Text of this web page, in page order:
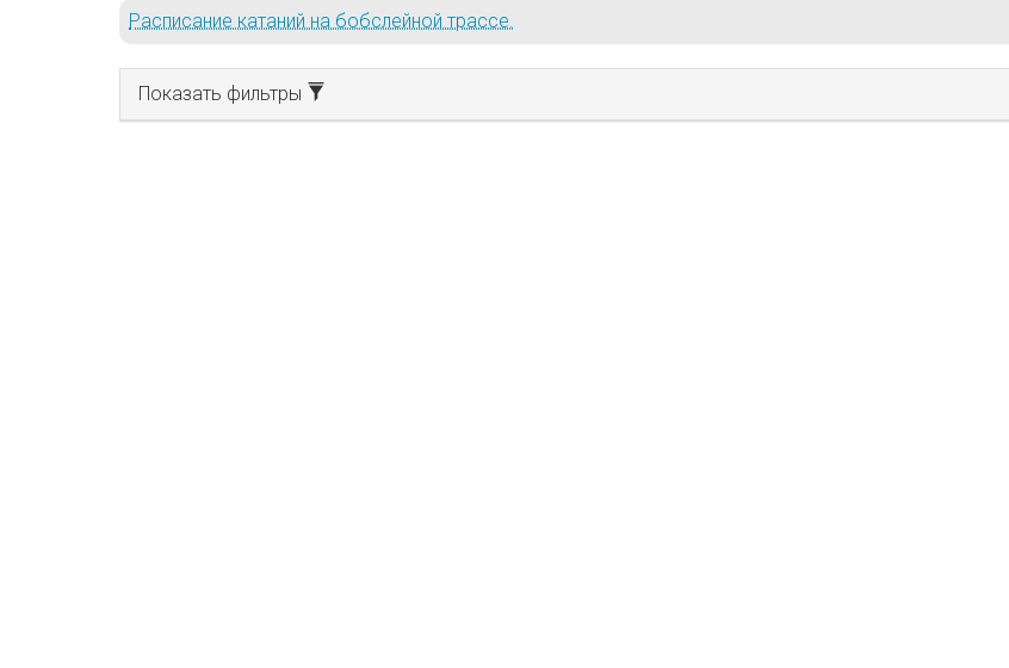
Расписание катаний на бобслейной трассе.
Показать фильтры